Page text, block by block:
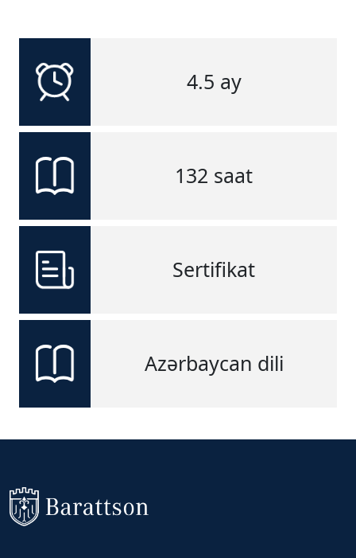
4.5 ay
132 saat
Sertifikat
Azərbaycan dili